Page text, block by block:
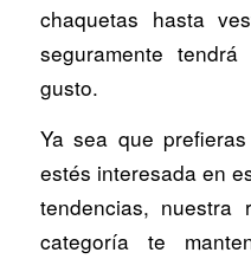
chaquetas hasta
seguramente
gusto.
Ya sea que
estés interesada en
tendencias,
categoría te